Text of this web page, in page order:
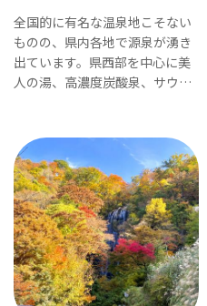
全国的に有名な温泉地こそない
ものの、県内各地で源泉が湧き
出ています。県西部を中心に美
人の湯、高濃度炭酸泉、サウナ